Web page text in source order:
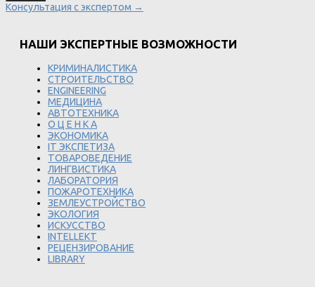
Консультация с экспертом →
НАШИ ЭКСПЕРТНЫЕ ВОЗМОЖНОСТИ
КРИМИНАЛИСТИКА
СТРОИТЕЛЬСТВО
ENGINEERING
МЕДИЦИНА
АВТОТЕХНИКА
О Ц Е Н К А
ЭКОНОМИКА
IT ЭКСПЕТИЗА
ТОВАРОВЕДЕНИЕ
ЛИНГВИСТИКА
ЛАБОРАТОРИЯ
ПОЖАРОТЕХНИКА
ЗЕМЛЕУСТРОЙСТВО
ЭКОЛОГИЯ
ИСКУССТВО
INTELLEKT
РЕЦЕНЗИРОВАНИЕ
LIBRARY